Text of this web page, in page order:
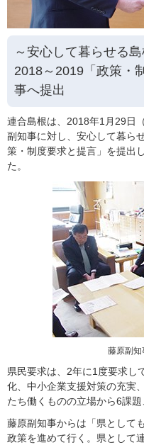
～安心して暮らせる
2018～2019「政策・
事へ提出
連合島根は、2018年1月29日
副知事に対し、安心して暮ら
策・制度要求と提言」を提出
た。
藤原副知
県民要求は、2年に1度要求し
化、中小企業支援対策の充実
たち働くものの立場から6課
藤原副知事からは「県として
政策を進めて行く。県として